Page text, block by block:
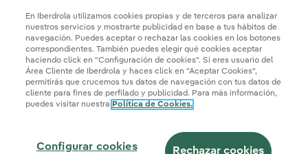
Mapa webInformación legal y Política de cookies
Seguridad de la informaciónAccesibilidad
¿Cómo ser colaborador?
Transparencia IAIberdrola.com
En Iberdrola utilizamos cookies propias y de terceros para analizar
nuestros servicios y mostrarte publicidad en base a tus hábitos de
navegación. Puedes aceptar o rechazar las cookies en los botones
correspondientes. También puedes elegir qué cookies aceptar
haciendo click en "Configuración de cookies". Si eres usuario del
Área Cliente de Iberdrola y haces click en "Aceptar Cookies",
permitirás que crucemos tus datos de navegación con tus datos de
cliente para fines de perfilado y publicidad. Para más información,
puedes visitar nuestra Política de Cookies.
Configurar cookies Rechazar cookies